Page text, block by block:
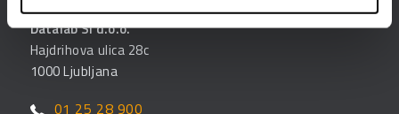
Datalab SI d.o.o.
Hajdrihova ulica 28c
1000 Ljubljana
01 25 28 900